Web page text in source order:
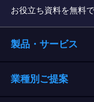
お役立ち資料を無料
製品・サービス
業種別ご提案